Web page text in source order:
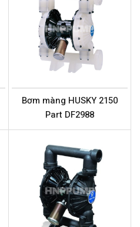
Bơm màng HUSKY 2150
Part DF2988